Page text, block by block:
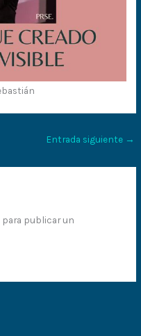
Entrada siguiente →
para publicar un